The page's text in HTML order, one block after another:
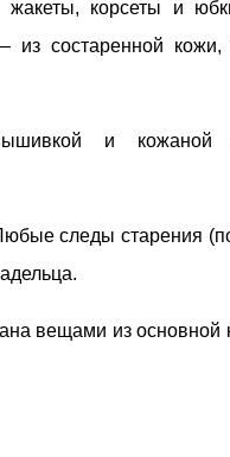
корсеты и
состаренной кожи,
и кожаной
следы старения
вещами из основной